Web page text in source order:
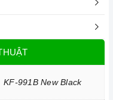
đẹp mắt với chất liệu
KF-991B New Black